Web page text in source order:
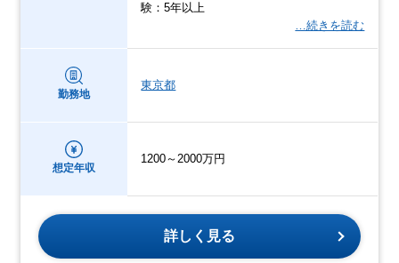
験：5年以上
…続きを読む
勤務地
東京都
想定年収
1200～2000万円
詳しく見る